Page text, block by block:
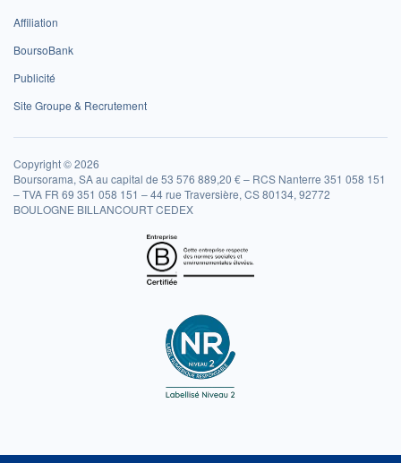
Affiliation
BoursoBank
Publicité
Site Groupe & Recrutement
Copyright © 2026
Boursorama, SA au capital de 53 576 889,20 € – RCS Nanterre 351 058 151
– TVA FR 69 351 058 151 – 44 rue Traversière, CS 80134, 92772
BOULOGNE BILLANCOURT CEDEX